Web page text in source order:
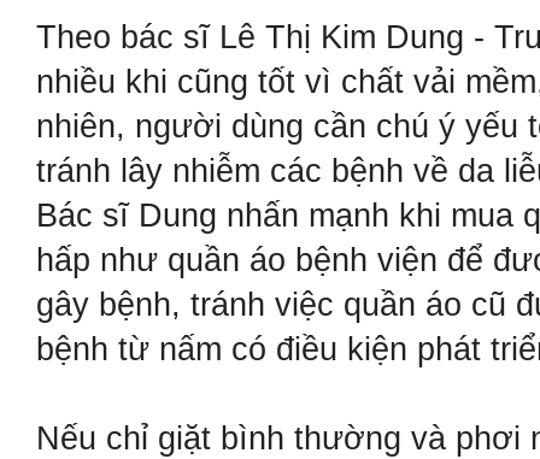
Theo bác sĩ Lê Thị Kim Dung -
nhiều khi cũng tốt vì chất vải
nhiên, người dùng cần chú ý yếu
tránh lây nhiễm các bệnh về da
Bác sĩ Dung nhấn mạnh khi mua
hấp như quần áo bệnh viện để
gây bệnh, tránh việc quần áo cũ
bệnh từ nấm có điều kiện phát
Nếu chỉ giặt bình thường và phơi